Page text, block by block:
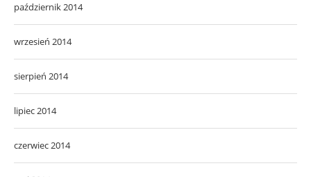
październik 2014
wrzesień 2014
sierpień 2014
lipiec 2014
czerwiec 2014